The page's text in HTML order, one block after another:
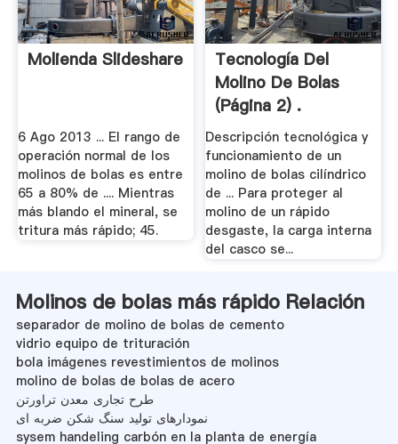
Molienda Slideshare
6 Ago 2013 ... El rango de
operación normal de los
molinos de bolas es entre
65 a 80% de .... Mientras
más blando el mineral, se
tritura más rápido; 45.
Tecnología Del
Molino De Bolas
(página 2) .
Descripción tecnológica y
funcionamiento de un
molino de bolas cilíndrico
de ... Para proteger al
molino de un rápido
desgaste, la carga interna
del casco se...
Molinos de bolas más rápido Relación
separador de molino de bolas de cemento
vidrio equipo de trituración
bola imágenes revestimientos de molinos
molino de bolas de bolas de acero
طرح تجاری معدن تراورتن
نمودارهای تولید سنگ شکن ضربه ای
sysem handeling carbón en la planta de energía